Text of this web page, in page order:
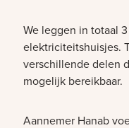
We leggen in totaal
elektriciteitshuisjes.
verschillende delen
mogelijk bereikbaar.
Aannemer Hanab